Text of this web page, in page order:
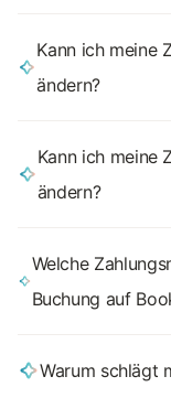
Kann ich meine
ändern?
Kann ich meine
ändern?
Welche
Buchung auf
Warum schlägt